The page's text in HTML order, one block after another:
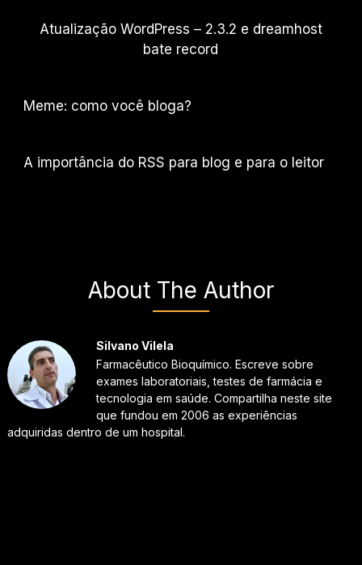
Atualização WordPress – 2.3.2 e dreamhost
bate record
Meme: como você bloga?
A importância do RSS para blog e para o leitor
About The Author
Silvano Vilela
Farmacêutico Bioquímico. Escreve sobre
exames laboratoriais, testes de farmácia e
tecnologia em saúde. Compartilha neste site
que fundou em 2006 as experiências
adquiridas dentro de um hospital.